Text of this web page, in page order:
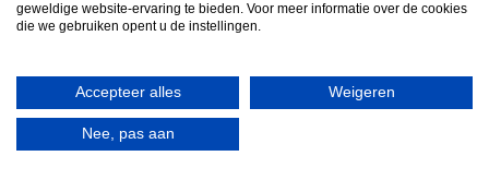
MR-vergadering
geweldige website-ervaring te bieden. Voor meer informatie over de cookies
die we gebruiken opent u de instellingen.
Accepteer alles Weigeren
Nee, pas aan